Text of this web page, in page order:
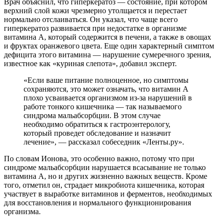
верхний слой кожи чрезмерно утолщается и перестает
нормально отслаиваться. Он указал, что чаще всего
гиперкератоз развивается при недостатке в организме
витамина А, который содержится в печени, а также в овощах
и фруктах оранжевого цвета. Еще один характерный симптом
дефицита этого витамина — нарушение сумеречного зрения,
известное как «куриная слепота», добавил эксперт.
«Если ваше питание полноценное, но симптомы
сохраняются, это может означать, что витамин А
плохо усваивается организмом из-за нарушений в
работе тонкого кишечника — так называемого
синдрома мальабсорбции. В этом случае
необходимо обратиться к гастроэнтерологу,
который проведет обследование и назначит
лечение», — рассказал собеседник «Ленты.ру».
По словам Ионова, это особенно важно, потому что при
синдроме мальабсорбции нарушается всасывание не только
витамина А, но и других жизненно важных веществ. Кроме
того, отметил он, страдает микробиота кишечника, которая
участвует в выработке витаминов и ферментов, необходимых
для восстановления и нормального функционирования
организма.